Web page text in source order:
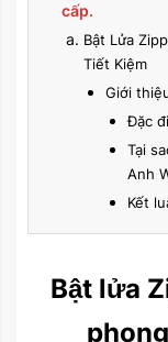
cấp.
Bật Lửa
Tiết Kiệm
Giới
Đặc
Tại
Anh
Kết
Bật lửa